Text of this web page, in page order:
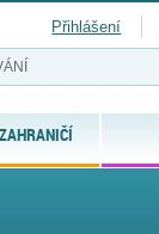
Přihlášení